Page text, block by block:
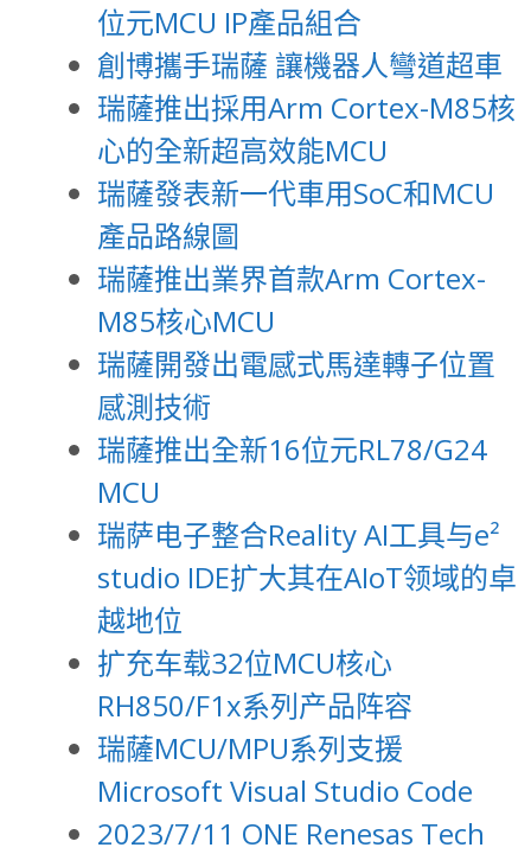
位元MCU IP產品組合
創博攜手瑞薩 讓機器人彎道超車
瑞薩推出採用Arm Cortex-M85核
心的全新超高效能MCU
瑞薩發表新一代車用SoC和MCU
產品路線圖
瑞薩推出業界首款Arm Cortex-
M85核心MCU
瑞薩開發出電感式馬達轉子位置
感測技術
瑞薩推出全新16位元RL78/G24
MCU
瑞萨电子整合Reality AI工具与e²
studio IDE扩大其在AIoT领域的卓
越地位
扩充车载32位MCU核心
RH850/F1x系列产品阵容
瑞薩MCU/MPU系列支援
Microsoft Visual Studio Code
2023/7/11 ONE Renesas Tech